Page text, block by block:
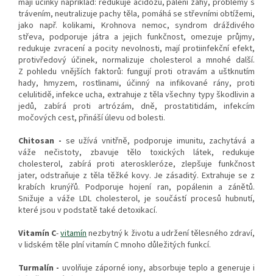
mají účinky například: redukuje acidózu, pálení žáhy, problémy s
trávením, neutralizuje pachy těla, pomáhá se střevními obtížemi,
jako např. kolikami, Krohnova nemoc, syndrom dráždivého
střeva, podporuje játra a jejich funkčnost, omezuje průjmy,
redukuje zvracení a pocity nevolnosti, mají protiinfekční efekt,
protivředový účinek, normalizuje cholesterol a mnohé další.
Z pohledu vnějších faktorů: fungují proti otravám a uštknutím
hady, hmyzem, rostlinami, účinný na infikované rány, proti
celulitidě, infekce ucha, extrahuje z těla všechny typy škodlivin a
jedů, zabírá proti artrózám, dně, prostatitidám, infekcím
močových cest, přináší úlevu od bolesti.
Chitosan - se užívá vnitřně, podporuje imunitu, zachytává a
váže nečistoty, zbavuje tělo toxických látek, redukuje
cholesterol, zabírá proti ateroskleróze, zlepšuje funkčnost
jater, odstraňuje z těla těžké kovy. Je zásaditý. Extrahuje se z
krabích krunýřů. Podporuje hojení ran, popálenin a zánětů.
Snižuje a váže LDL cholesterol, je součástí procesů hubnutí,
které jsou v podstatě také detoxikací.
Vitamín C-vitamínnezbytný k životu a udržení tělesného zdraví,
v lidském těle plní vitamín C mnoho důležitých funkcí.
Turmalín - uvolňuje záporné iony, absorbuje teplo a generuje i